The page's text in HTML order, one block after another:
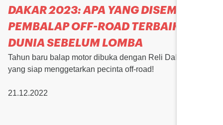
DAKAR 2023: APA YANG DISEMBILIKI
PEMBALAP OFF-ROAD TERBAIK
DUNIA SEBELUM LOMBA
Tahun baru balap motor dibuka dengan Reli Dakar 2023
yang siap menggetarkan pecinta off-road!
21.12.2022